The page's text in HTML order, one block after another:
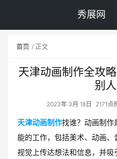
秀展网
首页 正文
天津动画制作全攻
别人
2023年 3月 18日 2171点
天津动画制作找谁？动画制作
能的工作，包括美术、动画
视觉上传达想法和信息，并吸